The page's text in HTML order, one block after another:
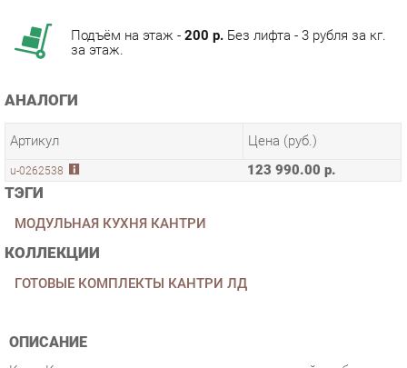
АНАЛОГИ
Артикул
u-0262538 123 990.00 р.
ТЭГИ
МОДУЛЬНАЯ КУХНЯ КАНТРИ
КОЛЛЕКЦИИ
ГОТОВЫЕ КОМПЛЕКТЫ КАНТРИ ЛД
ОПИСАНИЕ
прямоугольного профиля подчеркивает изящная ручка и